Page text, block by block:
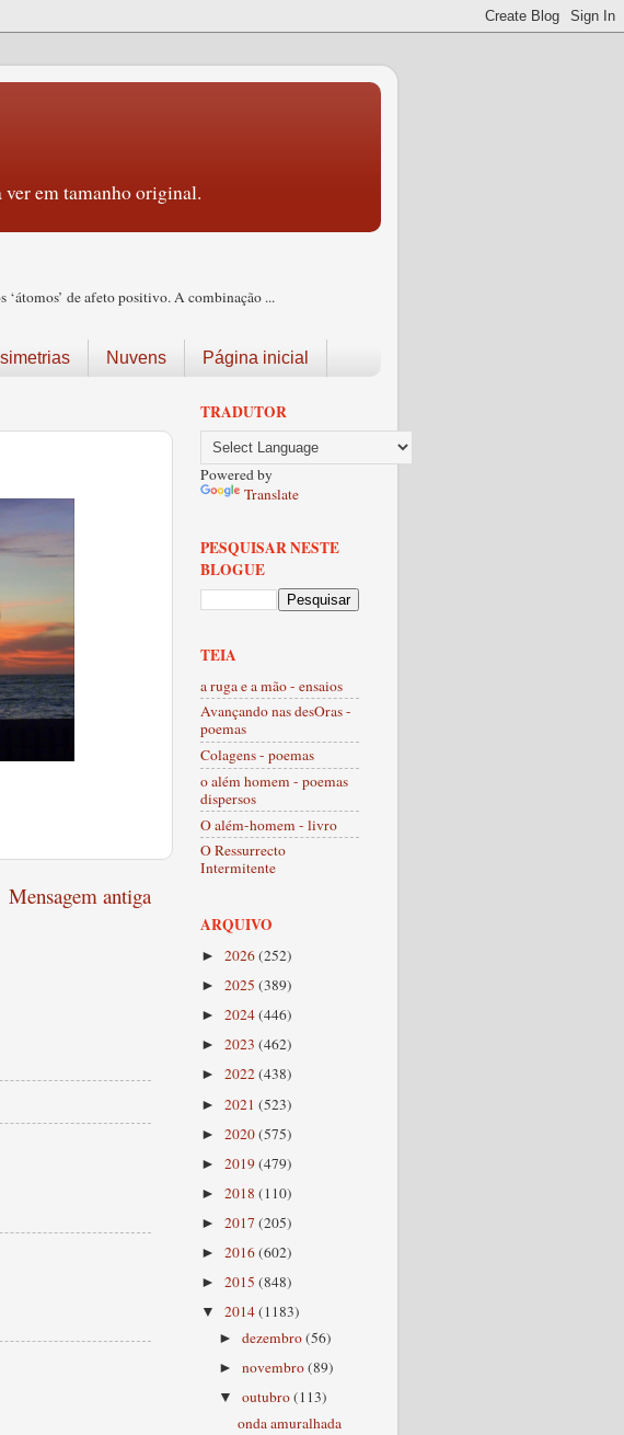
em tamanho original.
‘átomos’ de afeto positivo. A combinação ...
Nuvens Página inicial
Mensagem antiga
TRADUTOR
Powered by
Translate
PESQUISAR NESTE
BLOGUE
TEIA
a ruga e a mão - ensaios
Avançando nas desOras -
poemas
Colagens - poemas
o além homem - poemas
dispersos
O além-homem - livro
O Ressurrecto
Intermitente
ARQUIVO
► 2026(252)
► 2025 (389)
► 2024(446)
► 2023 (462)
► 2022(438)
► 2021 (523)
► 2020(575)
► 2019(479)
► 2018 (110)
► 2017 (205)
► 2016(602)
► 2015 (848)
▼ 2014(1183)
►dezembro(56)
►novembro(89)
▼outubro(113)
onda amuralhada